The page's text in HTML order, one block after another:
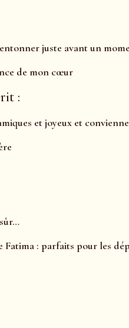
juste avant un
de mon cœur
:
et joyeux et
: parfaits pour les